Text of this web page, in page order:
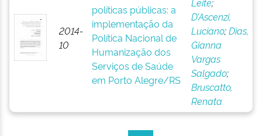
2014-
10
políticas públicas: a
implementação da
Política Nacional de
Humanização dos
Serviços de Saúde
em Porto Alegre/RS
D’Ascenzi,
Luciano;Dias,
Gianna
Vargas
Salgado;
Bruscatto,
Renata